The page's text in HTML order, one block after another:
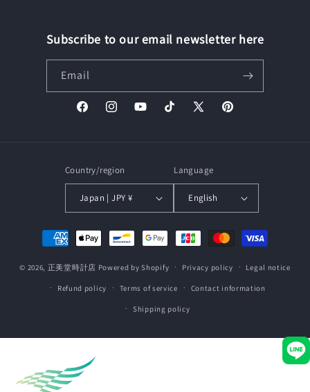
Subscribe to our email newsletter here
Email
FacebookInstagramYouTubeTikTok
X
Pinterest
Country/region
Japan | JPY ¥
Language
English
Payment
methods
© 2026, 正美堂時計店 Powered by Shopify Privacy policy Legal notice
Refund policy Terms of service Contact information
Shipping policy